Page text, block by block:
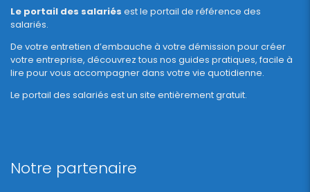
Le portail des salariés est le portail de référence des
salariés.
De votre entretien d’embauche à votre démission pour créer
votre entreprise, découvrez tous nos guides pratiques, facile à
lire pour vous accompagner dans votre vie quotidienne.
Le portail des salariés est un site entièrement gratuit.
Notre partenaire